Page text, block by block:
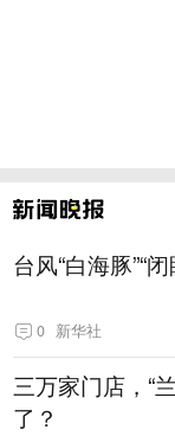
台风“白海豚”“
0 新华社
三万家门店，“
了？